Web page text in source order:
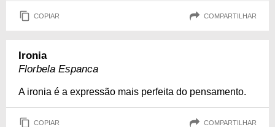
COPIAR COMPARTILHAR
Ironia
Florbela Espanca
A ironia é a expressão mais perfeita do pensamento.
COPIAR COMPARTILHAR